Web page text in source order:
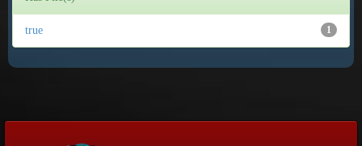
1
true